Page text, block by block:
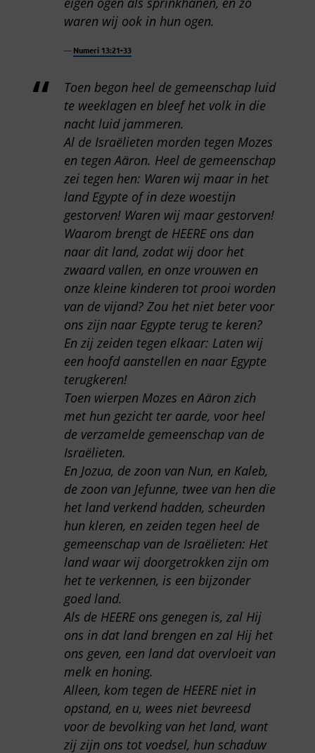
waren wij ook in hun ogen.
Numeri 13:21-33
Toen begon heel de gemeenschap luid
te weeklagen en bleef het volk in die
nacht luid jammeren.
Al de Israëlieten morden tegen Mozes
en tegen Aäron. Heel de gemeenschap
zei tegen hen: Waren wij maar in het
land Egypte of in deze woestijn
gestorven! Waren wij maar gestorven!
Waarom brengt de HEERE ons dan
naar dit land, zodat wij door het
zwaard vallen, en onze vrouwen en
onze kleine kinderen tot prooi worden
van de vijand? Zou het niet beter voor
ons zijn naar Egypte terug te keren?
En zij zeiden tegen elkaar: Laten wij
een hoofd aanstellen en naar Egypte
terugkeren!
Toen wierpen Mozes en Aäron zich
met hun gezicht ter aarde, voor heel
de verzamelde gemeenschap van de
Israëlieten.
En Jozua, de zoon van Nun, en Kaleb,
de zoon van Jefunne, twee van hen die
het land verkend hadden, scheurden
hun kleren, en zeiden tegen heel de
gemeenschap van de Israëlieten: Het
land waar wij doorgetrokken zijn om
het te verkennen, is een bijzonder
goed land.
Als de HEERE ons genegen is, zal Hij
ons in dat land brengen en zal Hij het
ons geven, een land dat overvloeit van
melk en honing.
Alleen, kom tegen de HEERE niet in
opstand, en u, wees niet bevreesd
voor de bevolking van het land, want
zij zijn ons tot voedsel, hun schaduw